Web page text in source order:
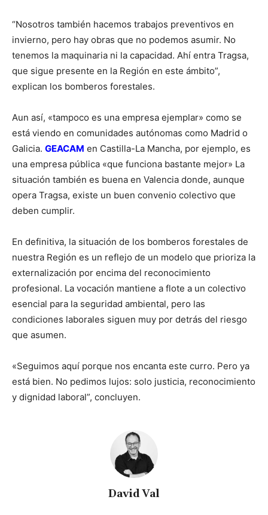
“Nosotros también hacemos trabajos preventivos en
invierno, pero hay obras que no podemos asumir. No
tenemos la maquinaria ni la capacidad. Ahí entra Tragsa,
que sigue presente en la Región en este ámbito”,
explican los bomberos forestales.
Aun así, «tampoco es una empresa ejemplar» como se
está viendo en comunidades autónomas como Madrid o
Galicia. GEACAM en Castilla-La Mancha, por ejemplo, es
una empresa pública «que funciona bastante mejor» La
situación también es buena en Valencia donde, aunque
opera Tragsa, existe un buen convenio colectivo que
deben cumplir.
En definitiva, la situación de los bomberos forestales de
nuestra Región es un reflejo de un modelo que prioriza la
externalización por encima del reconocimiento
profesional. La vocación mantiene a flote a un colectivo
esencial para la seguridad ambiental, pero las
condiciones laborales siguen muy por detrás del riesgo
que asumen.
«Seguimos aquí porque nos encanta este curro. Pero ya
está bien. No pedimos lujos: solo justicia, reconocimiento
y dignidad laboral”, concluyen.
David Val